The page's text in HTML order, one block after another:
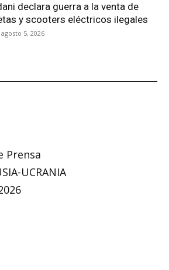
declara guerra a la venta de
y scooters eléctricos ilegales
agosto 5, 2026
Prensa
UCRANIA